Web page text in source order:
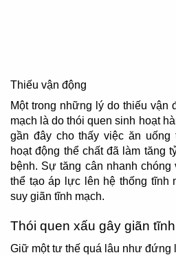
Thiếu vận động
Một trong những lý do thiếu vận
mạch là do thói quen sinh hoạt
gần đây cho thấy việc ăn uống
hoạt động thể chất đã làm tăng
bệnh. Sự tăng cân nhanh
thể tạo áp lực lên hệ thống tĩnh
suy giãn tĩnh mạch.
Thói quen xấu gây giãn
Giữ một tư thế quá lâu như đứng